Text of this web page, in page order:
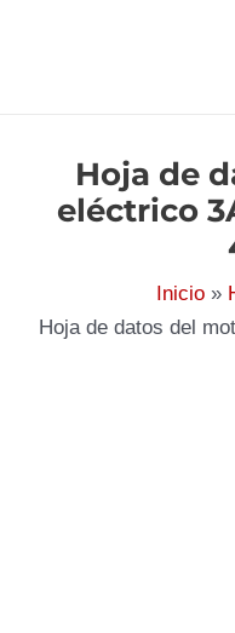
Hoja de
eléctrico
Inicio
Hoja de datos del